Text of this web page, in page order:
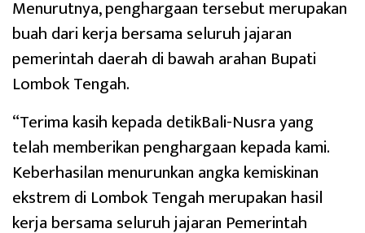
Menurutnya, penghargaan tersebut merupakan
buah dari kerja bersama seluruh jajaran
pemerintah daerah di bawah arahan Bupati
Lombok Tengah.
“Terima kasih kepada detikBali-Nusra yang
telah memberikan penghargaan kepada kami.
Keberhasilan menurunkan angka kemiskinan
ekstrem di Lombok Tengah merupakan hasil
kerja bersama seluruh jajaran Pemerintah